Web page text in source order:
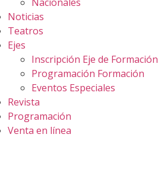
Noticias
Teatros
Ejes
Inscripción Eje de Formación
Programación Formación
Eventos Especiales
Revista
Programación
Venta en línea